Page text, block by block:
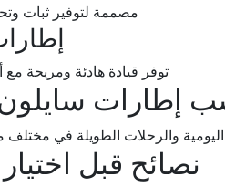
مصممة لتوفير ثبات
توفر قيادة هادئة ومريحة
إطارات
اليومية والرحلات الطويلة في
نصائح قبل